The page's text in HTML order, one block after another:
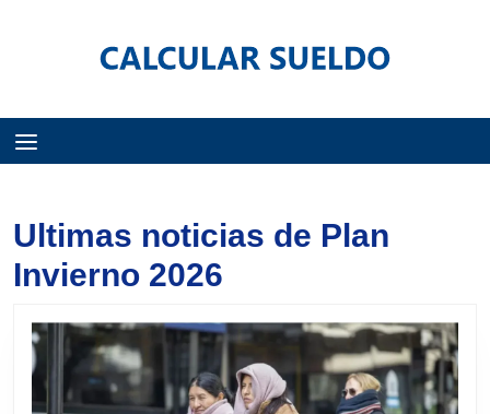
Ultimas noticias de Plan
Invierno 2026